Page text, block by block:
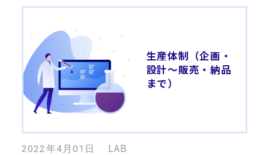
生産体制（企画・
設計～販売・納品
まで）
2022年4月01日 LAB